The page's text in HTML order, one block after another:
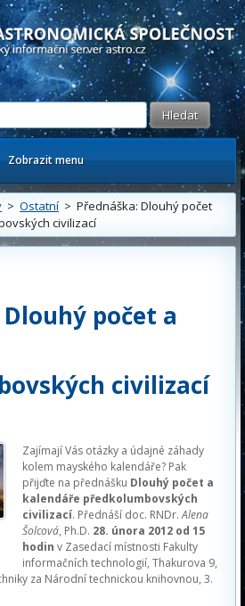
- Informační astronomický server
Zobrazit menu
> Ostatní> Přednáška: Dlouhý počet
civilizací
počet a
civilizací
Zajímají Vás otázky a údajné záhady
kolem mayského kalendáře? Pak
přijďte na přednášku Dlouhý počet a
kalendáře předkolumbovských
civilizací. Přednáší doc. RNDr.Alena
Šolcová, Ph.D. 28. února 2012 od 15
hodin v Zasedací místnosti Fakulty
informačních technologií, Thakurova 9,
za Národní technickou knihovnou, 3.